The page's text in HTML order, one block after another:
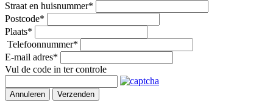
Straat en huisnummer*
Postcode*
Plaats*
Telefoonnummer*
E-mail adres*
Vul de code in ter controle
Annuleren Verzenden